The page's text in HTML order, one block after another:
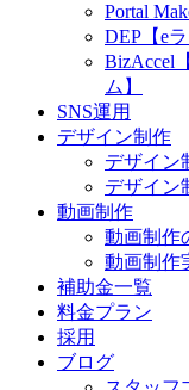
Portal
DEP【e
BizAccel
ム】
SNS運用
デザイン制作
デザイン
デザイン
動画制作
動画制作
動画制作
補助金一覧
料金プラン
採用
ブログ